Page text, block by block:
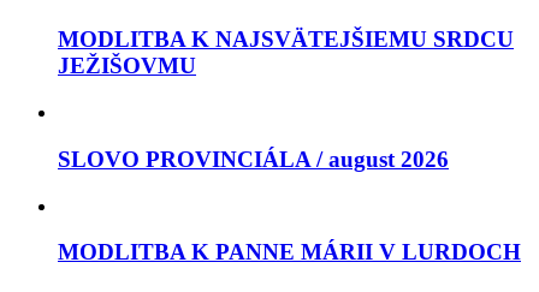
MODLITBA K NAJSVÄTEJŠIEMU SRDCU
JEŽIŠOVMU
SLOVO PROVINCIÁLA / august 2026
MODLITBA K PANNE MÁRII V LURDOCH